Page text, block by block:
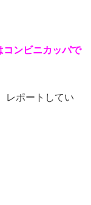
コンビニカッパで
レポートしてい